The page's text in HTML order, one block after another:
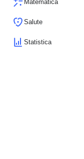
Matematica
Salute
Statistica